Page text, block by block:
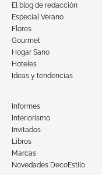
El blog de redacción
Especial Verano
Flores
Gourmet
Hogar Sano
Hoteles
Ideas y tendencias
Informes
Interiorismo
Invitados
Libros
Marcas
Novedades DecoEstilo